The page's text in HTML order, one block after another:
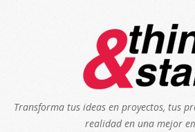
Transforma tus ideas en proyectos, tus
realidad en una mejor